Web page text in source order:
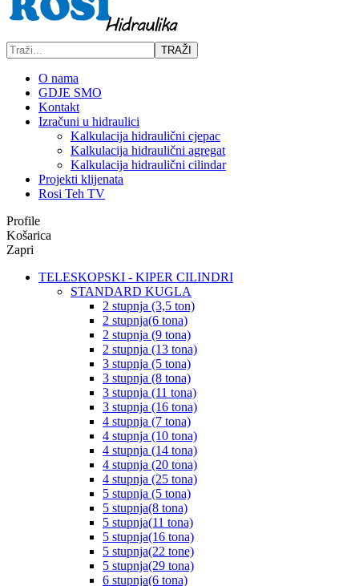
TRAŽI
O nama
GDJE SMO
Kontakt
Izračuni u hidraulici
Kalkulacija hidraulični cjepac
Kalkulacija hidraulični agregat
Kalkulacija hidraulični cilindar
Projekti klijenata
Rosi Teh TV
Profile
Košarica
Zapri
TELESKOPSKI - KIPER CILINDRI
STANDARD KUGLA
2 stupnja (3,5 ton)
2 stupnja(6 tona)
2 stupnja (9 tona)
2 stupnja (13 tona)
3 stupnja (5 tona)
3 stupnja (8 tona)
3 stupnja (11 tona)
3 stupnja (16 tona)
4 stupnja (7 tona)
4 stupnja (10 tona)
4 stupnja (14 tona)
4 stupnja (20 tona)
4 stupnja (25 tona)
5 stupnja (5 tona)
5 stupnja(8 tona)
5 stupnja(11 tona)
5 stupnja(16 tona)
5 stupnja(22 tone)
5 stupnja(29 tona)
6 stupnja(6 tona)